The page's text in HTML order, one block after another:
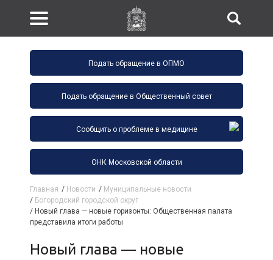
Подать обращение в ОПМО
Подать обращение в Общественный совет
Сообщить о проблеме в медицине
ОНК Московской области
Главная / Новости / Муниципальные новости
/ Богородский городской округ
/ Новый глава — новые горизонты: Общественная палата
представила итоги работы
Новый глава — новые